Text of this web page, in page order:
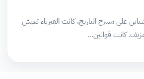
على مسرح التاريخ، كانت الفيزياء تعيش
كانت قوانين…